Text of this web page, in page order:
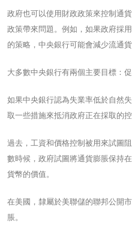
政府也可以使用財政政策來控制通
政策帶來問題。例如，如果政府採
的策略，中央銀行可能會減少流通
大多數中央銀行有兩個主要目標：
如果中央銀行認為失業率低於自然
取一些措施來抵消政府正在採取的
過去，工資和價格控制被用來試圖
數時候，政府試圖將通貨膨脹保持
貨幣的價值。
在美國，隸屬於美聯儲的聯邦公開
脹。